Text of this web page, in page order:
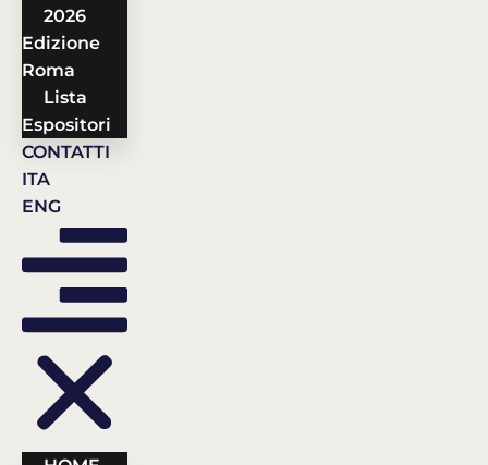
2026
Edizione
Roma
Lista
Espositori
CONTATTI
ITA
ENG